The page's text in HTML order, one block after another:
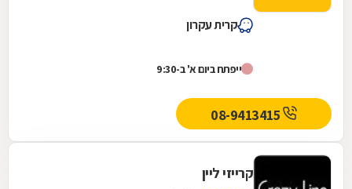
קרית עקרון
ייפתח ביום א' ב-9:30
קרייזי ליין